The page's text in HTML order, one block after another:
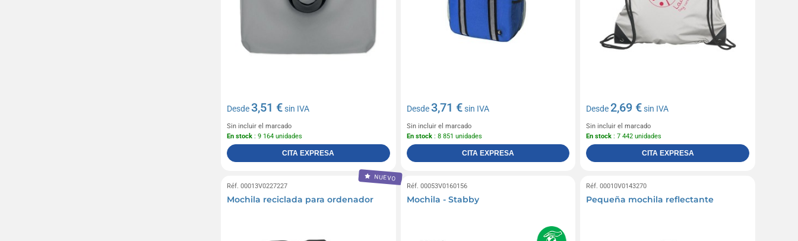
Desde3,51 €sin IVA
Sin incluir el marcado
En stock : 9 164 unidades
CITA EXPRESA
Desde3,71 €sin IVA
Sin incluir el marcado
En stock: 8 851 unidades
CITA EXPRESA
Desde2,69 €sin IVA
Sin incluir el marcado
En stock : 7 442 unidades
CITA EXPRESA
NUEVO
Réf. 00013V0227227
Mochila reciclada para ordenador
Réf. 00053V0160156
Mochila - Stabby
Réf. 00010V0143270
Pequeña mochila reflectante